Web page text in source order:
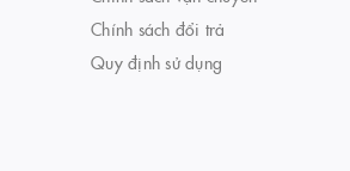
Chính sách đổi trả
Quy định sử dụng